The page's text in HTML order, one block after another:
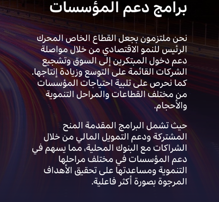
برامج دعم المؤسسات
نحن ملتزمون بجعل القطاع الخاص المحرك
الرئيس للنمو الاقتصادي من خلال مواصلة
دعم دخول المبتكرين إلى السوق وتشجيع
الشركات القائمة على التوسع وزيادة إنتاجها.
كما نحرص على تلبية احتياجات المؤسسات
من مختلف القطاعات والمراحل التنموية
والأحجام.
حيث تشمل البرامج المقدمة المنح
المشتركة ودعم التمويل المالي من خلال
الشراكات مع البنوك المحلية، مما يسهم في
دعم المؤسسات في مختلف مراحلها
التنموية ومساعدتها على تحقيق الأهداف
المرجوة بصورة أكثر فاعلية.